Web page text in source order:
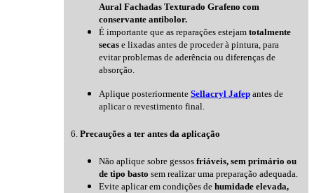
Aural Fachadas Texturado Grafeno com
conservante antibolor.
É importante que as reparações estejam totalmente
secas e lixadas antes de proceder à pintura, para
evitar problemas de aderência ou diferenças de
absorção.
Aplique posteriormente Sellacryl Jafep antes de
aplicar o revestimento final.
6. Precauções a ter antes da aplicação
Não aplique sobre gessos friáveis, sem primário ou
de tipo basto sem realizar uma preparação adequada.
Evite aplicar em condições de humidade elevada,